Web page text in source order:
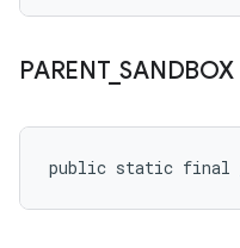
PARENT_SANDBOX
public static final